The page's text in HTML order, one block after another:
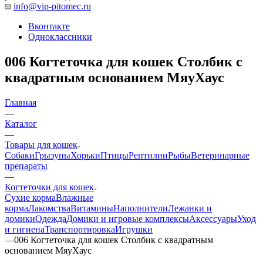
info@vip-pitomec.ru
Вконтакте
Одноклассники
006 Когтеточка для кошек Столбик с
квадратным основанием МяуХаус
Главная
—
Каталог
—
Товары для кошек
СобакиГрызуныХорькиПтицыРептилииРыбыВетеринарные
препараты
—
Когтеточки для кошек
Сухие кормаВлажные
кормаЛакомстваВитаминыНаполнителиЛежанки и
домикиОдеждаДомики и игровые комплексыАксессуарыУход
и гигиенаТранспортировкаИгрушки
—006 Когтеточка для кошек Столбик с квадратным
основанием МяуХаус